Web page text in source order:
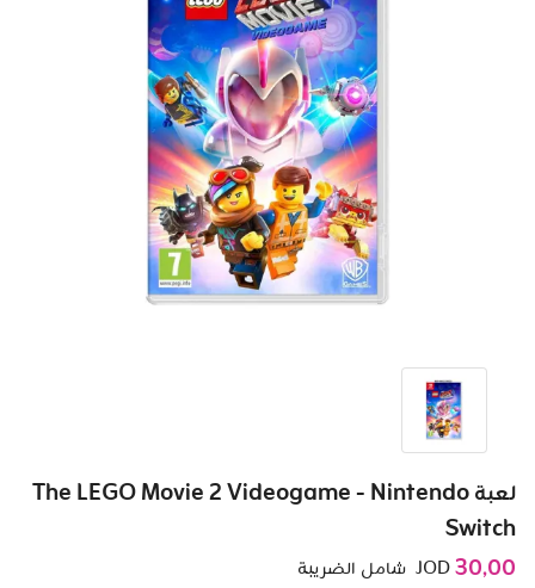
لعبة The LEGO Movie 2 Videogame - Nintendo
Switch
30٫00
شامل الضريبة